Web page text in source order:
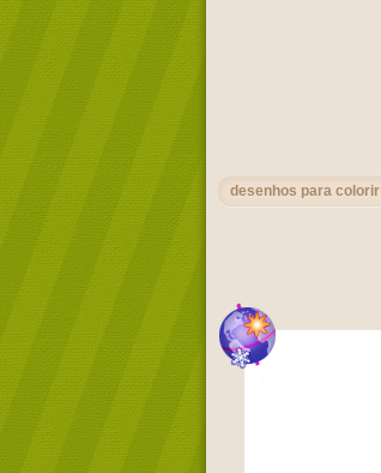
desenhos para colorir